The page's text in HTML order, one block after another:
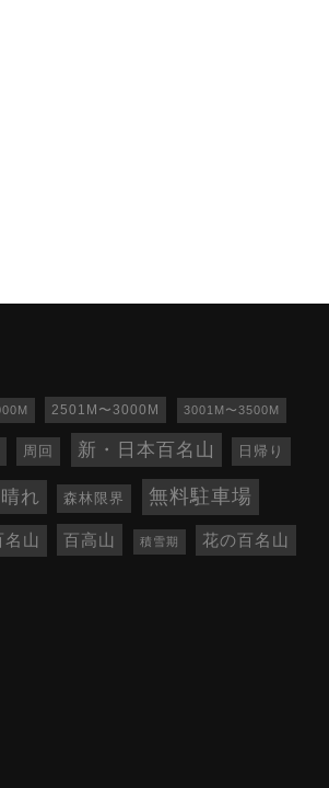
2501M〜3000M 3001M〜3500M
周回 新・日本百名山 日帰り
晴れ 森林限界 無料駐車場
名山 百高山 積雪期 花の百名山